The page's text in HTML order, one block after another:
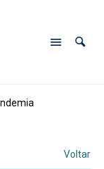
Voltar